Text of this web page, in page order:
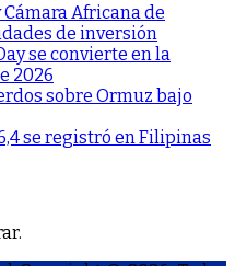
Africana de
de inversión
se convierte en la
2026
sobre Ormuz bajo
se registró en Filipinas